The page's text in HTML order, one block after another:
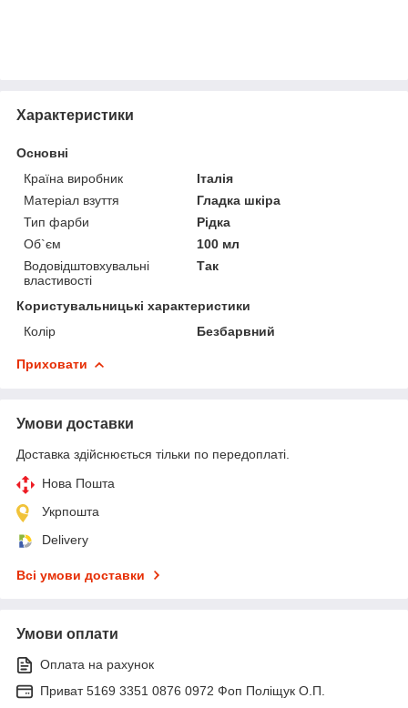
Характеристики
Основні
Країна виробник
Італія
Матеріал взуття
Гладка шкіра
Тип фарби
Рідка
Об`єм
100 мл
Водовідштовхувальні
властивості
Так
Користувальницькі характеристики
Колір
Безбарвний
Приховати
Умови доставки
Доставка здійснюється тільки по передоплаті.
Нова Пошта
Укрпошта
Delivery
Всі умови доставки
Умови оплати
Оплата на рахунок
Приват 5169 3351 0876 0972 Фоп Поліщук О.П.